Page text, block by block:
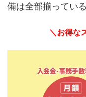
備は全部揃ってい
＼お得な